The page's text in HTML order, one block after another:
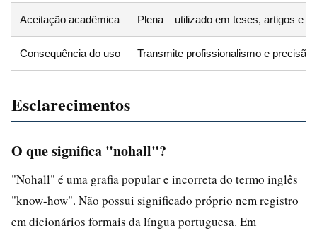
Aceitação acadêmica Plena – utilizado em teses, artigos e
Consequência do uso Transmite profissionalismo e precisão
Esclarecimentos
O que significa "nohall"?
"Nohall" é uma grafia popular e incorreta do termo inglês
"know-how". Não possui significado próprio nem registro
em dicionários formais da língua portuguesa. Em